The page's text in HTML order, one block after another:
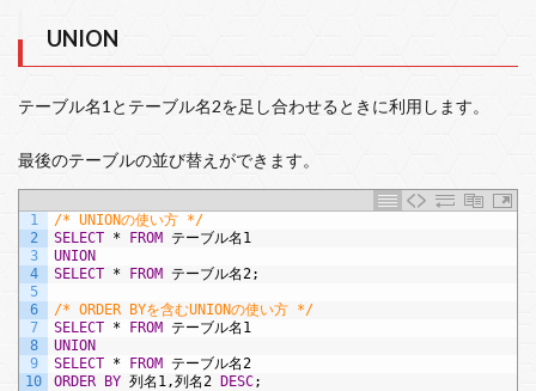
UNION
テーブル名1とテーブル名2を足し合わせるときに利用します。
最後のテーブルの並び替えができます。
1
2
3
4
5
6
7
8
9
10
/* UNIONの使い方 */
SELECT * FROM テーブル名1
UNION
SELECT * FROM テーブル名2;
/* ORDER BYを含むUNIONの使い方 */
SELECT * FROM テーブル名1
UNION
SELECT * FROM テーブル名2
ORDER BY 列名1,列名2 DESC;